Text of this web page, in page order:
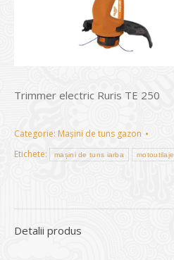
Trimmer electric Ruris TE 250
Categorie: Mașini de tuns gazon
Etichete:
mașini de tuns iarba motoutilaje
Detalii produs